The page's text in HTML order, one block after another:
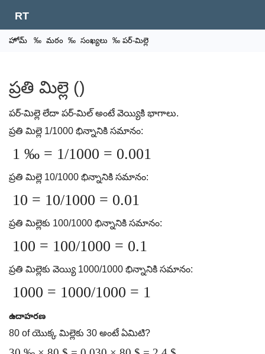
RT
హోమ్ ‰ మఠం ‰ సంఖ్యలు ‰ పర్-మిల్లె
ప్రతి మిల్లె ()
పర్-మిల్లె లేదా పర్-మిల్ అంటే వెయ్యికి భాగాలు.
ప్రతి మిల్లె 1/1000 భిన్నానికి సమానం:
1 ‰ = 1/1000 = 0.001
ప్రతి మిల్లె 10/1000 భిన్నానికి సమానం:
10 = 10/1000 = 0.01
ప్రతి మిల్లెకు 100/1000 భిన్నానికి సమానం:
100 = 100/1000 = 0.1
ప్రతి మిల్లెకు వెయ్యి 1000/1000 భిన్నానికి సమానం:
1000 = 1000/1000 = 1
ఉదాహరణ
80 of యొక్క మిల్లెకు 30 అంటే ఏమిటి?